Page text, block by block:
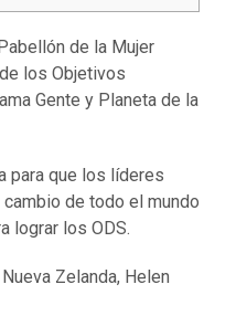
de la Mujer
los Objetivos
Gente y Planeta de la
para que los líderes
de todo el mundo
lograr los ODS.
Zelanda, Helen